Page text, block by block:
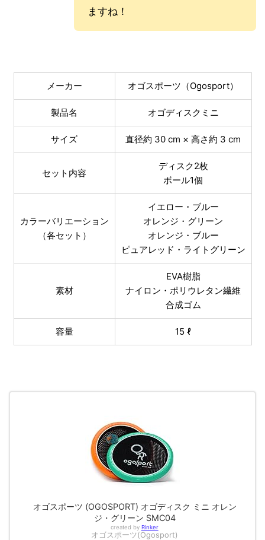
ますね！
メーカー オゴスポーツ （Ogosport）
製品名 オゴディスクミニ
サイズ 直径約 30 cm × 高さ約 3 cm
セット内容
ディスク2枚
ボール1個
カラーバリエーション
（各セット）
イエロー・ブルー
オレンジ・グリーン
オレンジ・ブルー
ピュアレッド・ライトグリーン
素材
EVA樹脂
ナイロン・ポリウレタン繊維
合成ゴム
容量 15 ℓ
オゴスポーツ (OGOSPORT) オゴディスク ミニ オレン
ジ・グリーン SMC04
created by Rinker
オゴスポーツ(Ogosport)